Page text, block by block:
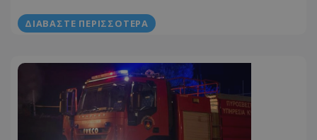
ΔΙΑΒΆΣΤΕ ΠΕΡΙΣΣΌΤΕΡΑ